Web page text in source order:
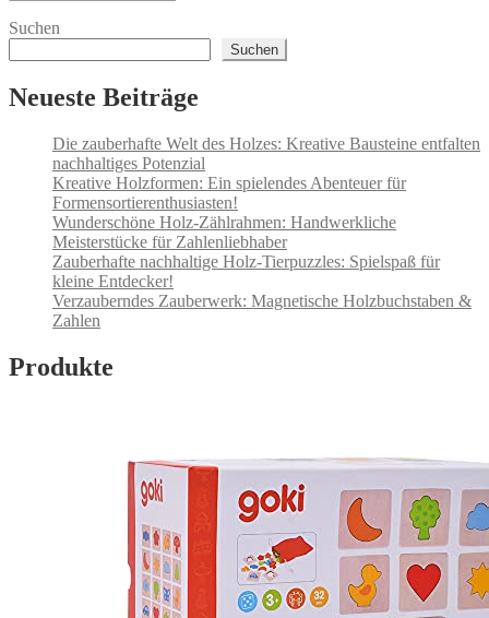
Suchen
Suchen
Neueste Beiträge
Die zauberhafte Welt des Holzes: Kreative Bausteine entfalten
nachhaltiges Potenzial
Kreative Holzformen: Ein spielendes Abenteuer für
Formensortierenthusiasten!
Wunderschöne Holz-Zählrahmen: Handwerkliche
Meisterstücke für Zahlenliebhaber
Zauberhafte nachhaltige Holz-Tierpuzzles: Spielspaß für
kleine Entdecker!
Verzauberndes Zauberwerk: Magnetische Holzbuchstaben &
Zahlen
Produkte